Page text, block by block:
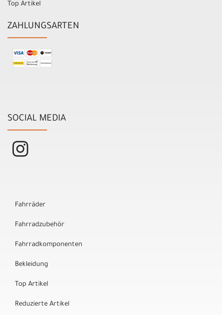
Top Artikel
ZAHLUNGSARTEN
SOCIAL MEDIA
Fahrräder
Fahrradzubehör
Fahrradkomponenten
Bekleidung
Top Artikel
Reduzierte Artikel